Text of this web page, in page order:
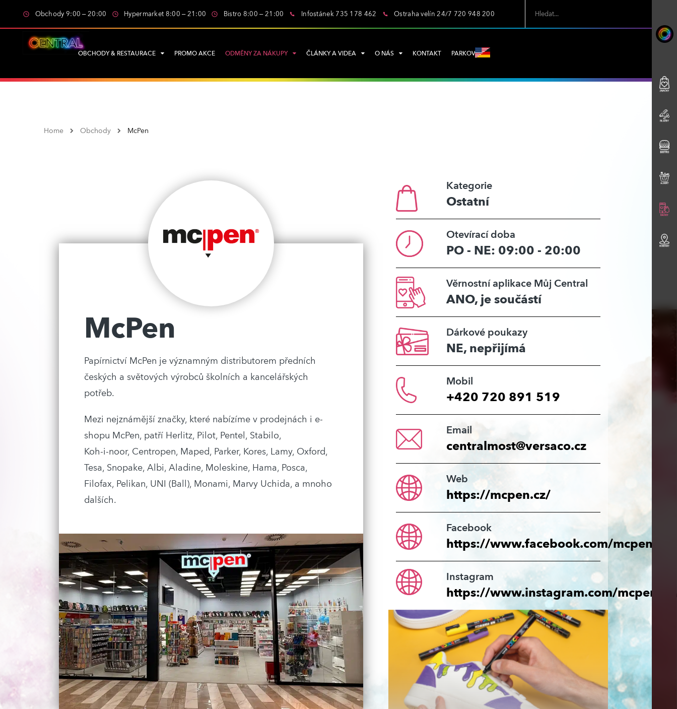
Obchody 9:00 – 20:00 Hypermarket 8:00 – 21:00 Bistro 8:00 – 21:00 Infostánek 735 178 462 Ostraha velín 24/7 720 948 200
OBCHODY & RESTAURACE PROMO AKCE ODMĚNY ZA NÁKUPY ČLÁNKY A VIDEA O NÁS KONTAKT PARKOVÁNÍ
Home Obchody McPen
McPen
Papírnictví McPen je významným distributorem předních
českých a světových výrobců školních a kancelářských
potřeb.
Mezi nejznámější značky, které nabízíme v prodejnách i e-
shopu McPen, patří Herlitz, Pilot, Pentel, Stabilo,
Koh-i-noor, Centropen, Maped, Parker, Kores, Lamy, Oxford,
Tesa, Snopake, Albi, Aladine, Moleskine, Hama, Posca,
Filofax, Pelikan, UNI (Ball), Monami, Marvy Uchida, a mnoho
dalších.
Kategorie
Ostatní
Otevírací doba
PO - NE: 09:00 - 20:00
Věrnostní aplikace Můj Central
ANO, je součástí
Dárkové poukazy
NE, nepřijímá
Mobil
+420 720 891 519
Email
centralmost@versaco.cz
Web
https://mcpen.cz/
Facebook
https://www.facebook.com/mcpen.cz
Instagram
https://www.instagram.com/